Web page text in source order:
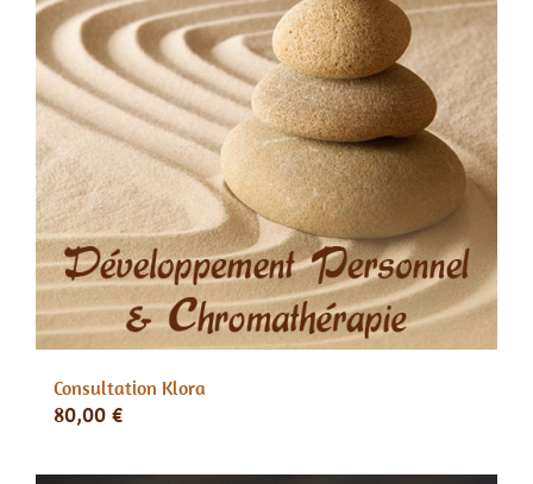
Consultation Klora
80,00 €